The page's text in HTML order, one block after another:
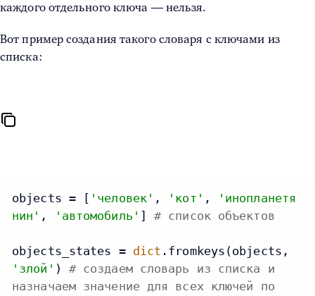
каждого отдельного ключа — нельзя.
Вот пример создания такого словаря с ключами из
списка:
objects = [ 'человек' , 'кот' ,
'инопланетя
нин' , 'автомобиль' ] # список объектов
objects_states = dict .fromkeys(objects,
'злой' ) # создаем словарь из списка и
назначаем значение для всех ключей по